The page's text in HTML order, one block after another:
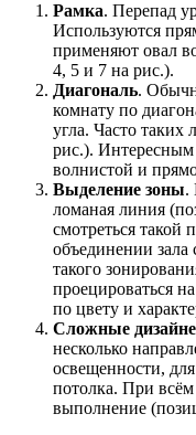
Рамка. Перепад
Используются
применяют овал
4, 5 и 7 на рис.).
Диагональ.
комнату по
угла. Часто таких
рис.).
волнистой и
Выделение зоны.
ломаная линия
смотреться такой
объединении зала
такого
проецироваться
по цвету и
Сложные
несколько
освещенности,
потолка. При всём
выполнение